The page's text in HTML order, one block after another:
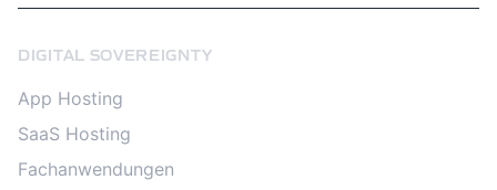
DIGITAL SOVEREIGNTY
App Hosting
SaaS Hosting
Fachanwendungen